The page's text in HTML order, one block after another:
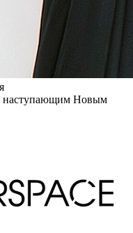
наступающим Новым